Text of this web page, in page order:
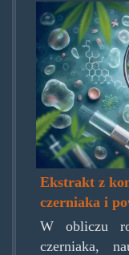
konopie-
leczenie-
badania-
Ekstrakt z
czerniaka i
W obliczu
czerniaka,